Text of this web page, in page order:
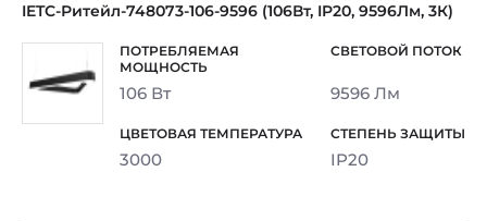
IETC-Ритейл-748073-106-9596 (106Вт, IP20, 9596Лм, 3К)
106 Вт 9596 Лм
3000 IP20